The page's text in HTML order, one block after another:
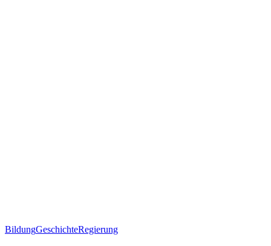
BildungGeschichteRegierung